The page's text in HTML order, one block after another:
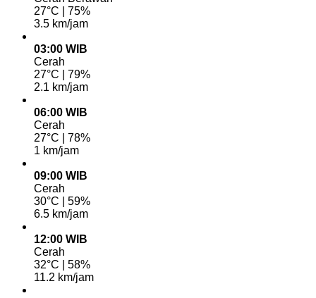
27°C | 75%
3.5 km/jam
03:00 WIB
Cerah
27°C | 79%
2.1 km/jam
06:00 WIB
Cerah
27°C | 78%
1 km/jam
09:00 WIB
Cerah
30°C | 59%
6.5 km/jam
12:00 WIB
Cerah
32°C | 58%
11.2 km/jam